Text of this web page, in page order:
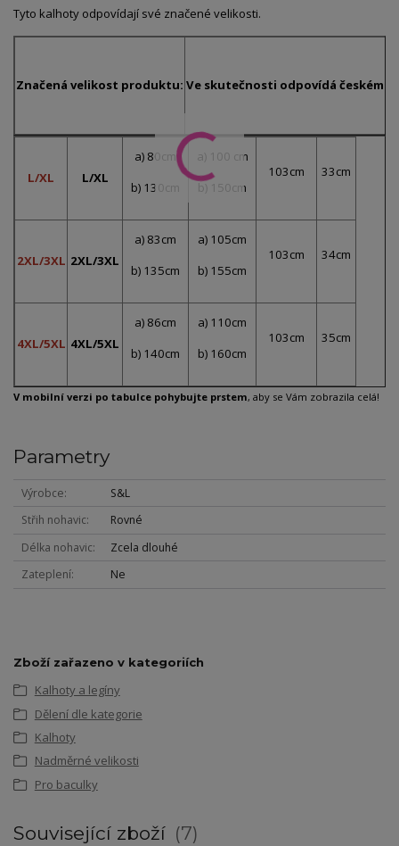
Tyto kalhoty odpovídají své značené velikosti.
Značená velikost produktu: Ve skutečnosti odpovídá českému
L/XL L/XL
a) 80cm
b) 130cm
a) 100 cm
b) 150cm
103cm 33cm
2XL/3XL 2XL/3XL
a) 83cm
b) 135cm
a) 105cm
b) 155cm
103cm 34cm
4XL/5XL 4XL/5XL
a) 86cm
b) 140cm
a) 110cm
b) 160cm
103cm 35cm
V mobilní verzi po tabulce pohybujte prstem, aby se Vám zobrazila celá!
Parametry
Výrobce
S&L
Střih nohavic
Rovné
Délka nohavic
Zcela dlouhé
Zateplení
Ne
Zboží zařazeno v kategoriích
Kalhoty a legíny
Dělení dle kategorie
Kalhoty
Nadměrné velikosti
Pro baculky
Související zboží 7